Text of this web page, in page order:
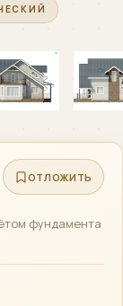
01 / 06
ОТЛОЖИТЬ
фундамента